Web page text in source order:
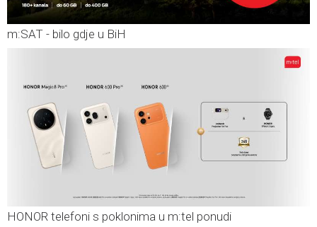
m:SAT - bilo gdje u BiH
HONOR telefoni s poklonima u m:tel ponudi